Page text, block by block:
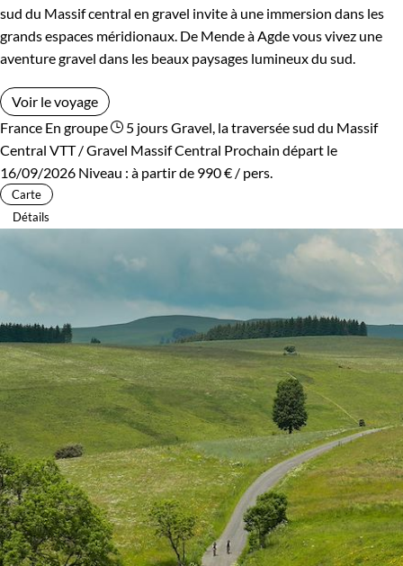
sud du Massif central en gravel invite à une immersion dans les
grands espaces méridionaux. De Mende à Agde vous vivez une
aventure gravel dans les beaux paysages lumineux du sud.
Voir le voyage
France En groupe 5 joursGravel, la traversée sud du Massif
Central VTT / Gravel Massif Central Prochain départ le
16/09/2026 Niveau : à partir de 990 € / pers.
Carte
Détails